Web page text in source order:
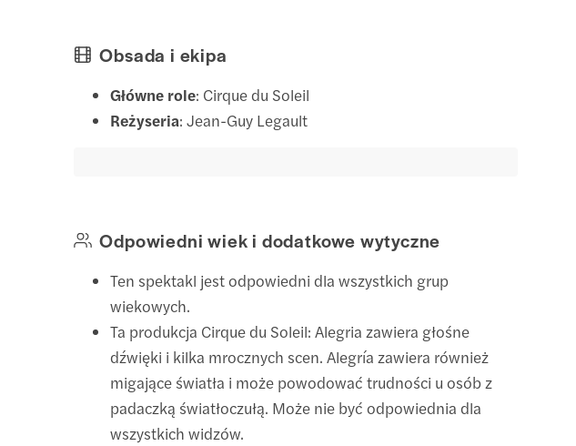
Obsada i ekipa
Główne role: Cirque du Soleil
Reżyseria: Jean-Guy Legault
Odpowiedni wiek i dodatkowe wytyczne
Ten spektakl jest odpowiedni dla wszystkich grup
wiekowych.
Ta produkcja Cirque du Soleil: Alegria zawiera głośne
dźwięki i kilka mrocznych scen. Alegría zawiera również
migające światła i może powodować trudności u osób z
padaczką światłoczułą. Może nie być odpowiednia dla
wszystkich widzów.